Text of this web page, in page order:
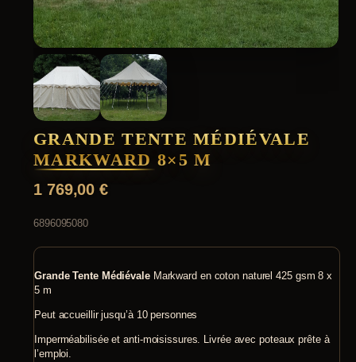
GRANDE TENTE MÉDIÉVALE
MARKWARD 8×5 M
1 769,00€
6896095080
Grande Tente MédiévaleMarkward en coton naturel 425 gsm 8 x
5 m
Peut accueillir jusqu’à 10 personnes
Imperméabilisée et anti-moisissures. Livrée avec poteaux prête à
l’emploi.